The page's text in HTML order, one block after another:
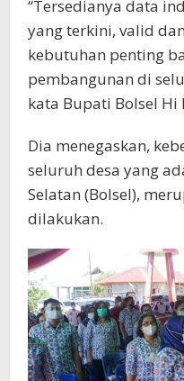
“Tersedianya data
yang terkini, valid
kebutuhan penting
pembangunan di
kata Bupati Bolsel Hi
Dia menegaskan,
seluruh desa yang
Selatan (Bolsel),
dilakukan.